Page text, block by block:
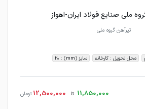
تیرآهن گروه ملی
محل تحویل : کارخانه سایز (mm) : 20
11,850,000 تا 12,500,000 تومان